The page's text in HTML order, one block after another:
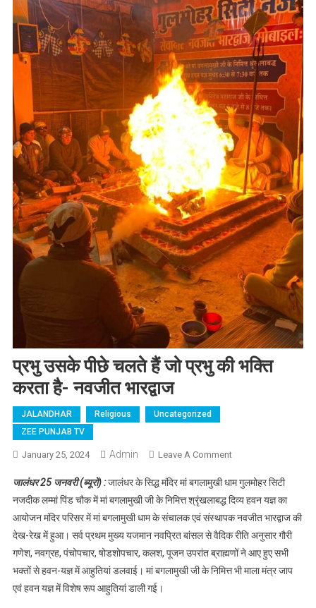
प्रभु उसके पीछे चलते हैं जो प्रभु की भक्ति
करता है- नवजीत भारद्वाज
JALANDHAR Religious
Uncategorized
ZEE PUNJAB TV
January 25, 2024 Admin Leave A CommentOn प्रभु उसके पीछे
भक्ति करता है- नवजीत
भारद्वाज
जालंधर 25 जनवरी (ब्यूरो) :जालंधर के सिद्ध मंदिर मां बगलामुखी धाम गुलमोहर सिटी
नजदीक लम्मां पिंड चौक में मां बगलामुखी जी के निमित्त श्रृंखलाबद्ध दिव्य हवन यज्ञ का
आयोजन मंदिर परिसर में मां बगलामुखी धाम के संचालक एवं संस्थापक नवजीत भारद्वाज की
देख-रेख में हुआ। सर्व प्रथम मुख्य यजमान नवप्रित बांसल से वैदिक रीति अनुसार गौरी
गणेश, नवग्रह, पंचोपचार, षोडशोपचार, कलश, पूजन उपरांत ब्राह्मणों ने आए हुए सभी
भक्तों से हवन-यज्ञ में आहुतियां डलवाई। मां बगलामुखी जी के निमित्त भी माला मंत्र जाप
एवं हवन यज्ञ में विशेष रूप आहुतियां डाली गई।